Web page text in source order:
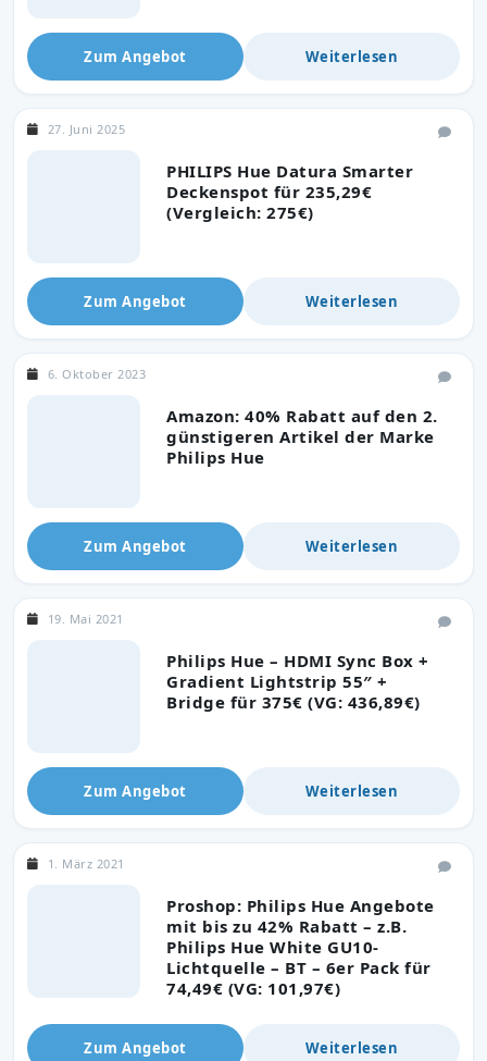
Zum Angebot Weiterlesen
PHILIPS Hue Datura Smarter
Deckenspot für 235,29€
(Vergleich: 275€)
27. Juni 2025
Zum Angebot Weiterlesen
Amazon: 40% Rabatt auf den 2.
günstigeren Artikel der Marke
Philips Hue
6. Oktober 2023
Zum Angebot Weiterlesen
Philips Hue – HDMI Sync Box +
Gradient Lightstrip 55″ +
Bridge für 375€ (VG: 436,89€)
19. Mai 2021
Zum Angebot Weiterlesen
Proshop: Philips Hue Angebote
mit bis zu 42% Rabatt – z.B.
Philips Hue White GU10-
Lichtquelle – BT – 6er Pack für
74,49€ (VG: 101,97€)
1. März 2021
Zum Angebot Weiterlesen